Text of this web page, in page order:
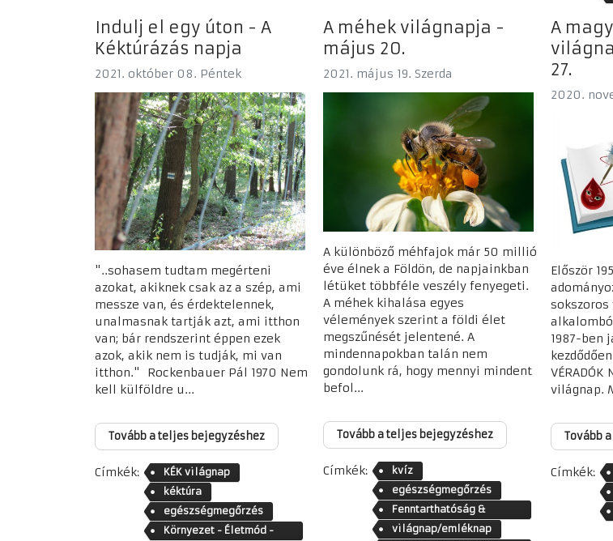
Indulj el egy úton - A
Kéktúrázás napja
2021. október 08. Péntek
"..sohasem tudtam megérteni
azokat, akiknek csak az a szép, ami
messze van, és érdektelennek,
unalmasnak tartják azt, ami itthon
van; bár rendszerint éppen ezek
azok, akik nem is tudják, mi van
itthon." Rockenbauer Pál 1970 Nem
kell külföldre u...
Tovább a teljes bejegyzéshez
Címkék:
KÉK világnap
kéktúra
egészségmegőrzés
Környezet - Életmód -
A méhek világnapja -
május 20.
2021. május 19. Szerda
A különböző méhfajok már 50 millió
éve élnek a Földön, de napjainkban
létüket többféle veszély fenyegeti.
A méhek kihalása egyes
vélemények szerint a földi élet
megszűnését jelentené. A
mindennapokban talán nem
gondolunk rá, hogy mennyi mindent
befol...
Tovább a teljes bejegyzéshez
Címkék:
kvíz
egészségmegőrzés
Fenntarthatóság &
könyvtár
világnap/emléknap
A
27.
2020.
Először
sokszoros
1987-ben
VÉRADÓK
világnap.
Tovább
Címkék: